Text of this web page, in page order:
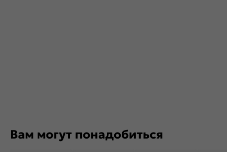
Вам могут понадобиться